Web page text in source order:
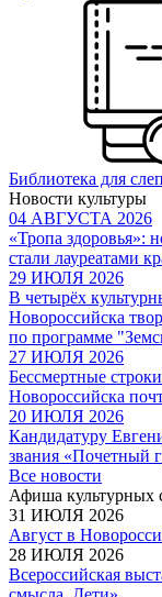
Библиотека для
Новости культуры
04 АВГУСТА 2026
«Тропа здоровья»:
стали лауреатами
29 ИЮЛЯ 2026
В четырёх
Новороссийска
по программе
27 ИЮЛЯ 2026
Бессмертные
Новороссийска
20 ИЮЛЯ 2026
Кандидатуру
звания «Почетный
Все новости
Афиша культурных
31 ИЮЛЯ 2026
Август в
28 ИЮЛЯ 2026
Всероссийская